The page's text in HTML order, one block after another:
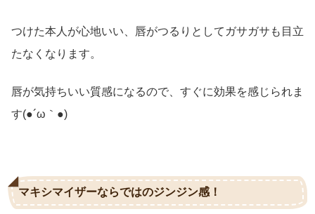
つけた本人が心地いい、唇がつるりとしてガサガサも目立
たなくなります。
唇が気持ちいい質感になるので、すぐに効果を感じられま
す(●´ω｀●)
マキシマイザーならではのジンジン感！